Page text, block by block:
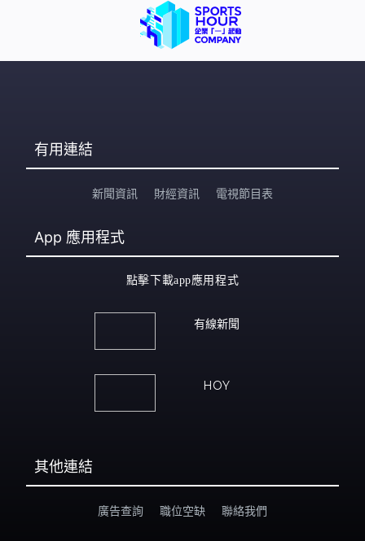
有用連結
新聞資訊 財經資訊 電視節目表
App 應用程式
點擊下載app應用程式
有線新聞
HOY
其他連結
廣告查詢 職位空缺 聯絡我們